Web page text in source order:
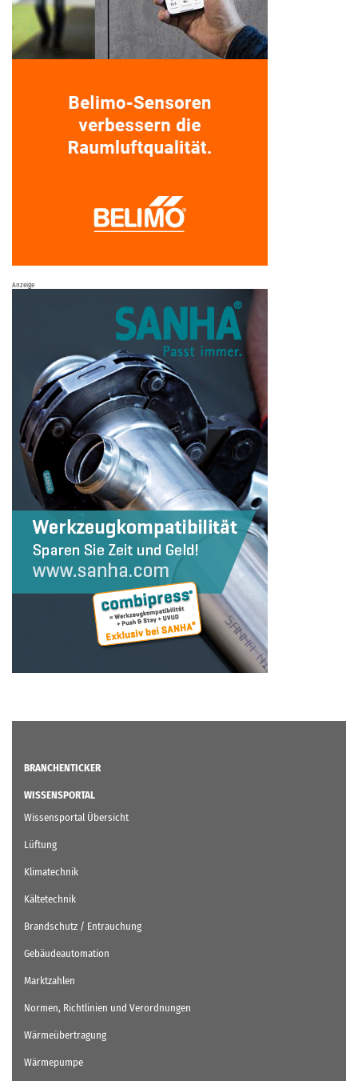
Anzeige
BRANCHENTICKER
WISSENSPORTAL
Wissensportal Übersicht
Lüftung
Klimatechnik
Kältetechnik
Brandschutz / Entrauchung
Gebäudeautomation
Marktzahlen
Normen, Richtlinien und Verordnungen
Wärmeübertragung
Wärmepumpe